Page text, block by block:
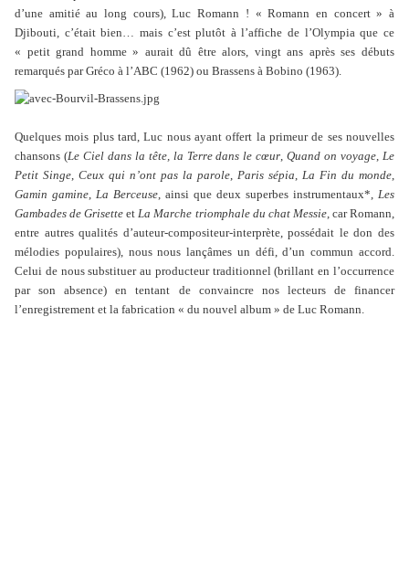
d’une amitié au long cours), Luc Romann ! « Romann en concert » à
Djibouti, c’était bien… mais c’est plutôt à l’affiche de l’Olympia que ce
« petit grand homme » aurait dû être alors, vingt ans après ses débuts
remarqués par Gréco à l’ABC (1962) ou Brassens à Bobino (1963).
Quelques mois plus tard, Luc nous ayant offert la primeur de ses nouvelles
chansons (Le Ciel dans la tête, la Terre dans le cœur,Quand on voyage,Le
Petit Singe, Ceux qui n’ont pas la parole, Paris sépia, La Fin du monde,
Gamin gamine, La Berceuse, ainsi que deux superbes instrumentaux*, Les
Gambades de Grisette etLa Marche triomphale du chat Messie, car Romann,
entre autres qualités d’auteur-compositeur-interprète, possédait le don des
mélodies populaires), nous nous lançâmes un défi, d’un commun accord.
Celui de nous substituer au producteur traditionnel (brillant en l’occurrence
par son absence) en tentant de convaincre nos lecteurs de financer
l’enregistrement et la fabrication « du nouvel album » de Luc Romann.